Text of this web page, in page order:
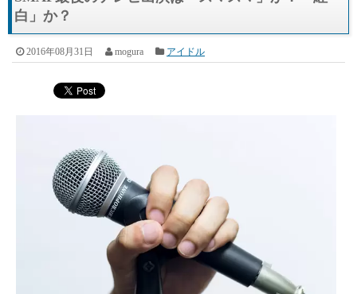
白」か？
2016年08月31日 mogura アイドル